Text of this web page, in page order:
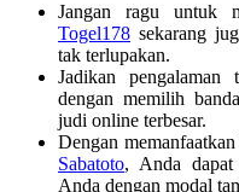
Jangan ragu untuk
Togel178 sekarang
tak terlupakan.
Jadikan pengalaman
dengan memilih
judi online terbesar.
Dengan
Sabatoto, Anda dapat
Anda dengan modal